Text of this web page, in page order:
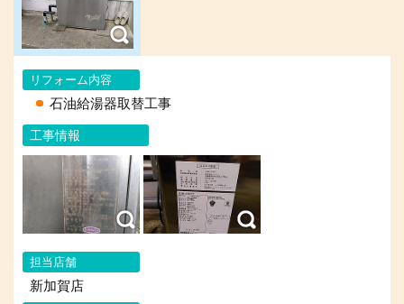
リフォーム内容
石油給湯器取替工事
工事情報
担当店舗
新加賀店